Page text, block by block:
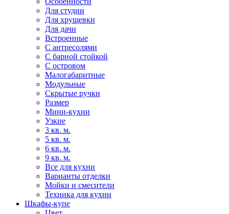
Для студии
Для хрущевки
Для дачи
Встроенные
С антресолями
С барной стойкой
С островом
Малогабаритные
Модульные
Скрытые ручки
Размер
Мини-кухни
Узкие
3 кв. м.
5 кв. м.
6 кв. м.
9 кв. м.
Все для кухни
Варианты отделки
Мойки и смесители
Техника для кухни
Шкафы-купе